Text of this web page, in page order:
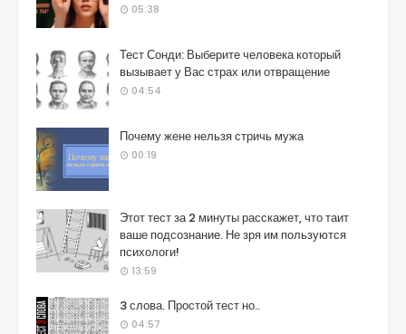
05:38
Тест Сонди: Выберите человека который
вызывает у Вас страх или отвращение
04:54
Почему жене нельзя стричь мужа
00:19
Этот тест за 2 минуты расскажет, что таит
ваше подсознание. Не зря им пользуются
психологи!
13:59
3 слова. Простой тест но..
04:57